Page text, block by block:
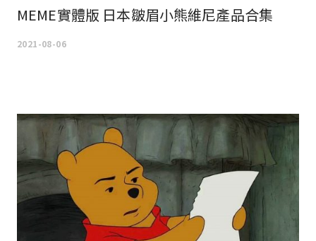
MEME實體版 日本皺眉小熊維尼產品合集
2021-08-06